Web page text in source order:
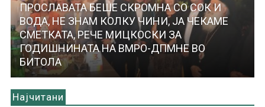
ПРОСЛАВАТА БЕШЕ СКРОМНА СО СОК И
ВОДА, НЕ ЗНАМ КОЛКУ ЧИНИ, ЈА ЧЕКАМЕ
СМЕТКАТА, РЕЧЕ МИЦКОСКИ ЗА
ГОДИШНИНАТА НА ВМРО-ДПМНЕ ВО
БИТОЛА
Најчитани